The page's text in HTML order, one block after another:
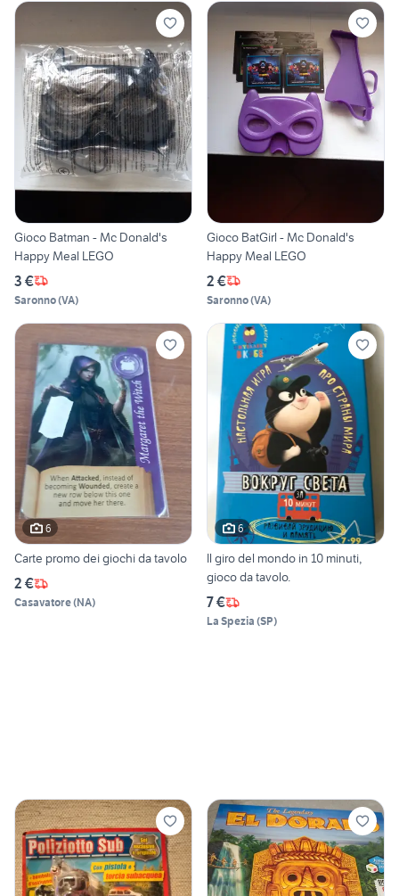
Gioco Batman - Mc Donald's
Happy Meal LEGO
3 €
Saronno(VA)
Gioco BatGirl - Mc Donald's
Happy Meal LEGO
2 €
Saronno(VA)
6
Carte promo dei giochi da tavolo
2 €
Casavatore(NA)
6
Il giro del mondo in 10 minuti,
gioco da tavolo.
7 €
La Spezia (SP)